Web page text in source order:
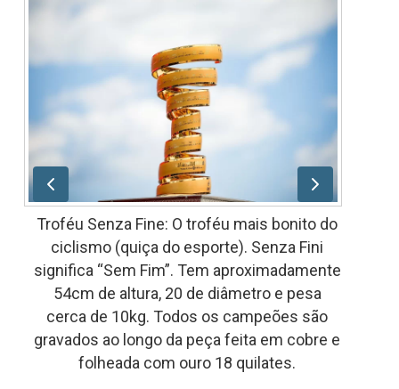
Troféu Senza Fine: O troféu mais bonito do
ciclismo (quiça do esporte). Senza Fini
significa “Sem Fim”. Tem aproximadamente
54cm de altura, 20 de diâmetro e pesa
cerca de 10kg. Todos os campeões são
gravados ao longo da peça feita em cobre e
folheada com ouro 18 quilates.